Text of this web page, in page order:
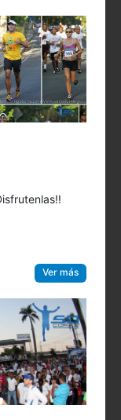
Ver más